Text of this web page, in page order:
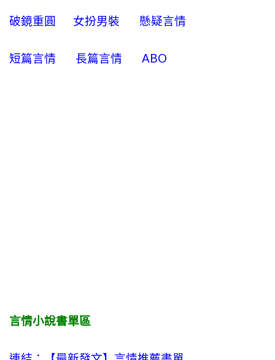
破鏡重圓 女扮男裝 懸疑言情
短篇言情 長篇言情 ABO
言情小說書單區